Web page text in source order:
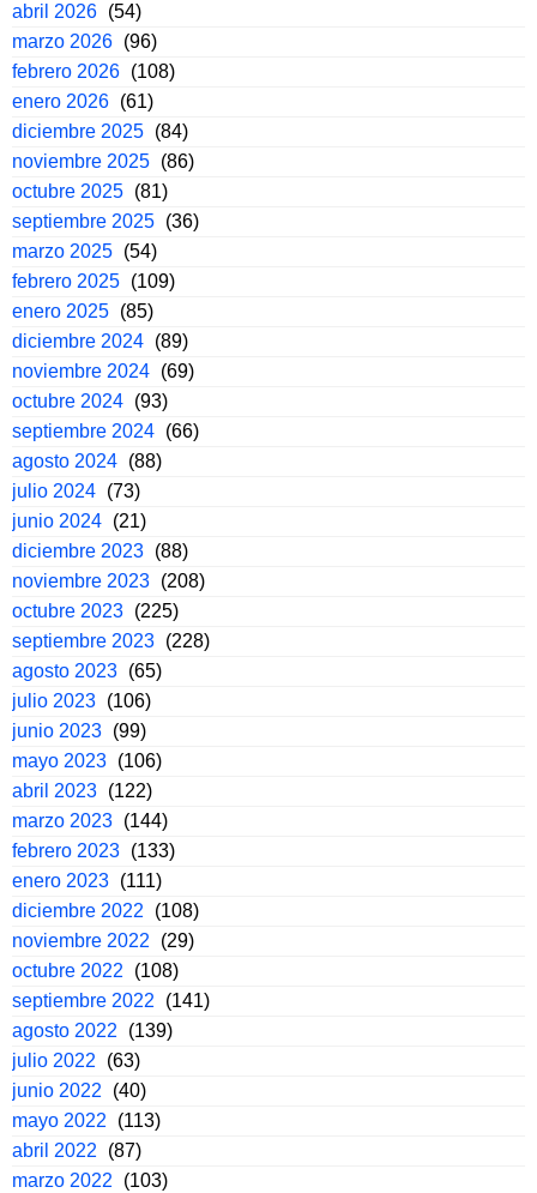
abril 2026 (54)
marzo 2026 (96)
febrero 2026 (108)
enero 2026 (61)
diciembre 2025 (84)
noviembre 2025 (86)
octubre 2025 (81)
septiembre 2025 (36)
marzo 2025 (54)
febrero 2025 (109)
enero 2025 (85)
diciembre 2024 (89)
noviembre 2024 (69)
octubre 2024 (93)
septiembre 2024 (66)
agosto 2024 (88)
julio 2024 (73)
junio 2024 (21)
diciembre 2023 (88)
noviembre 2023 (208)
octubre 2023 (225)
septiembre 2023 (228)
agosto 2023 (65)
julio 2023 (106)
junio 2023 (99)
mayo 2023 (106)
abril 2023 (122)
marzo 2023 (144)
febrero 2023 (133)
enero 2023 (111)
diciembre 2022
(108)
noviembre 2022
(29)
octubre 2022
(108)
septiembre 2022
(141)
agosto 2022
(139)
julio 2022
(63)
junio 2022
(40)
mayo 2022
(113)
abril 2022
(87)
marzo 2022
(103)